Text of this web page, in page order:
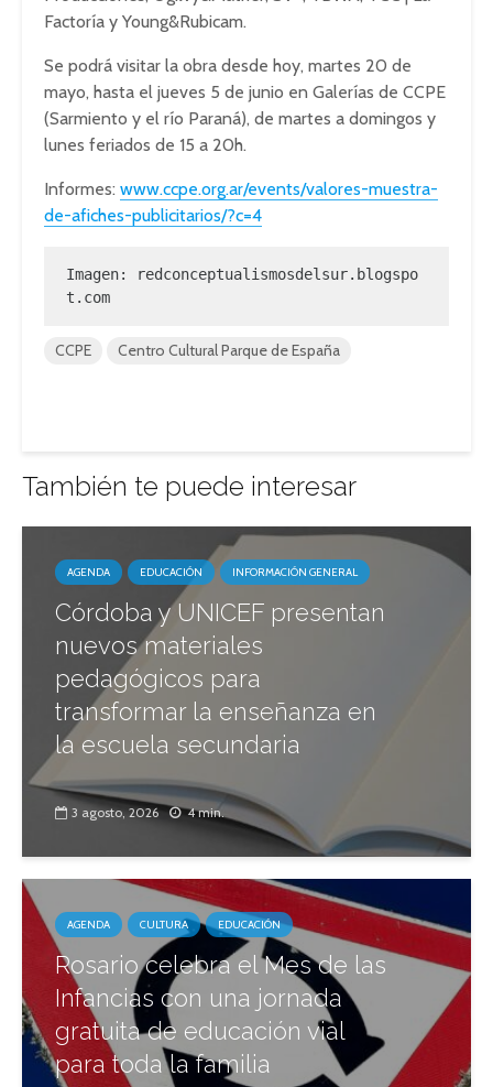
Factoría y Young&Rubicam.
Se podrá visitar la obra desde hoy, martes 20 de
mayo, hasta el jueves 5 de junio en Galerías de CCPE
(Sarmiento y el río Paraná), de martes a domingos y
lunes feriados de 15 a 20h.
Informes: www.ccpe.org.ar/events/valores-muestra-
de-afiches-publicitarios/?c=4
Imagen:
redconceptualismosdelsur.blogspo
t.com
CCPE Centro Cultural Parque de España
También te puede interesar
AGENDA EDUCACIÓN INFORMACIÓN GENERAL
Córdoba y UNICEF presentan
nuevos materiales
pedagógicos para
transformar la enseñanza en
la escuela secundaria
3 agosto, 2026 4 min.
AGENDA CULTURA EDUCACIÓN
Rosario celebra el Mes de las
Infancias con una jornada
gratuita de educación vial
para toda la familia